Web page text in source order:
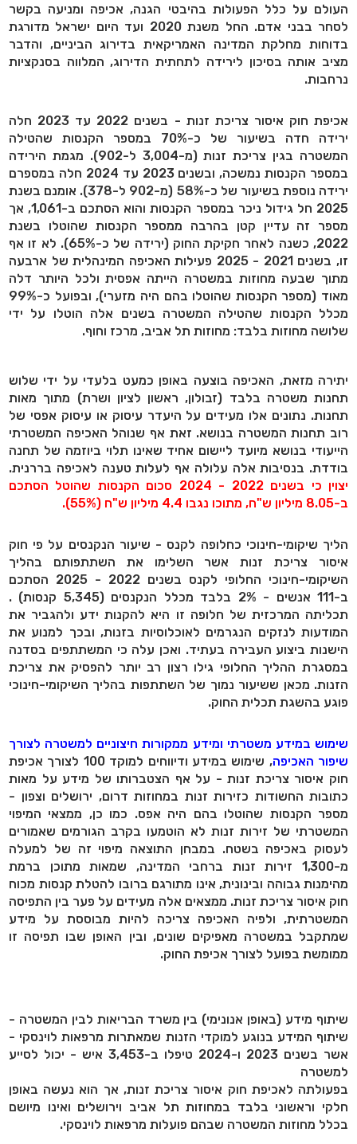
העולם על כלל הפעולות בהיבטי הגנה, אכיפה ומניעה בקשר
לסחר בבני אדם. החל משנת 2020 ועד היום ישראל מדורגת
בדוחות מחלקת המדינה האמריקאית בדירוג הביניים, והדבר
מציב אותה בסיכון לירידה לתחתית הדירוג, המלווה בסנקציות
נרחבות.
אכיפת חוק איסור צריכת זנות - בשנים 2022 עד 2023 חלה
ירידה חדה בשיעור של כ-70% במספר הקנסות שהטילה
המשטרה בגין צריכת זנות (מ-3,004 ל-902). מגמת הירידה
במספר הקנסות נמשכה, ובשנים 2023 עד 2024 חלה במספרם
ירידה נוספת בשיעור של כ-58% (מ-902 ל-378). אומנם בשנת
2025 חל גידול ניכר במספר הקנסות והוא הסתכם ב-1,061, אך
מספר זה עדיין קטן בהרבה ממספר הקנסות שהוטלו בשנת
2022, כשנה לאחר חקיקת החוק (ירידה של כ-65%). לא זו אף
זו, בשנים 2021 - 2025 פעילות האכיפה המינהלית של ארבעה
מתוך שבעה מחוזות במשטרה הייתה אפסית ולכל היותר דלה
מאוד (מספר הקנסות שהוטלו בהם היה מזערי), ובפועל כ-99%
מכלל הקנסות שהטילה המשטרה בשנים אלה הוטלו על ידי
שלושה מחוזות בלבד: מחוזות תל אביב, מרכז וחוף.
יתירה מזאת, האכיפה בוצעה באופן כמעט בלעדי על ידי שלוש
תחנות משטרה בלבד (זבולון, ראשון לציון ושרת) מתוך מאות
תחנות. נתונים אלו מעידים על היעדר עיסוק או עיסוק אפסי של
רוב תחנות המשטרה בנושא. זאת אף שנוהל האכיפה המשטרתי
הייעודי בנושא מיועד ליישום אחיד שאינו תלוי ביוזמה של תחנה
בודדת. בנסיבות אלה עלולה אף לעלות טענה לאכיפה בררנית.
יצוין כי בשנים 2022 - 2024 סכום הקנסות שהוטל הסתכם
ב-8.05 מיליון ש"ח, מתוכו נגבו 4.4 מיליון ש"ח (55%).
הליך שיקומי-חינוכי כחלופה לקנס - שיעור הנקנסים על פי חוק
איסור צריכת זנות אשר השלימו את השתתפותם בהליך
השיקומי-חינוכי החלופי לקנס בשנים 2022 - 2025 הסתכם
ב-111 אנשים - 2% בלבד מכלל הנקנסים (5,345 קנסות) .
תכליתה המרכזית של חלופה זו היא להקנות ידע ולהגביר את
המודעות לנזקים הנגרמים לאוכלוסיות בזנות, ובכך למנוע את
הישנות ביצוע העבירה בעתיד. ואכן עלה כי המשתתפים בסדנה
במסגרת ההליך החלופי גילו רצון רב יותר להפסיק את צריכת
הזנות. מכאן ששיעור נמוך של השתתפות בהליך השיקומי-חינוכי
פוגע בהשגת תכלית החוק.
שימוש במידע משטרתי ומידע ממקורות חיצוניים למשטרה לצורך
שיפור האכיפה
, שימוש במידע ודיווחים למוקד 100 לצורך אכיפת
חוק איסור צריכת זנות - על אף הצטברותו של מידע על מאות
כתובות החשודות כזירות זנות במחוזות דרום, ירושלים וצפון -
מספר הקנסות שהוטלו בהם היה אפס. כמו כן, ממצאי המיפוי
המשטרתי של זירות זנות לא הוטמעו בקרב הגורמים שאמורים
לעסוק באכיפה בשטח. במבחן התוצאה מיפוי זה של למעלה
מ-1,300 זירות זנות ברחבי המדינה, שמאות מתוכן ברמת
מהימנות גבוהה ובינונית, אינו מתורגם ברובו להטלת קנסות מכוח
חוק איסור צריכת זנות. ממצאים אלה מעידים על פער בין התפיסה
המשטרתית, ולפיה האכיפה צריכה להיות מבוססת על מידע
שמתקבל במשטרה מאפיקים שונים, ובין האופן שבו תפיסה זו
ממומשת בפועל לצורך אכיפת החוק.
שיתוף מידע (באופן אנונימי) בין משרד הבריאות לבין המשטרה -
שיתוף המידע בנוגע למוקדי הזנות שמאתרות מרפאות לוינסקי -
אשר בשנים 2023 ו-2024 טיפלו ב-3,453 איש - יכול לסייע
למשטרה
בפעולתה לאכיפת חוק איסור צריכת זנות, אך הוא נעשה באופן
חלקי וראשוני בלבד במחוזות תל אביב וירושלים ואינו מיושם
בכלל מחוזות המשטרה שבהם פועלות מרפאות לוינסקי.